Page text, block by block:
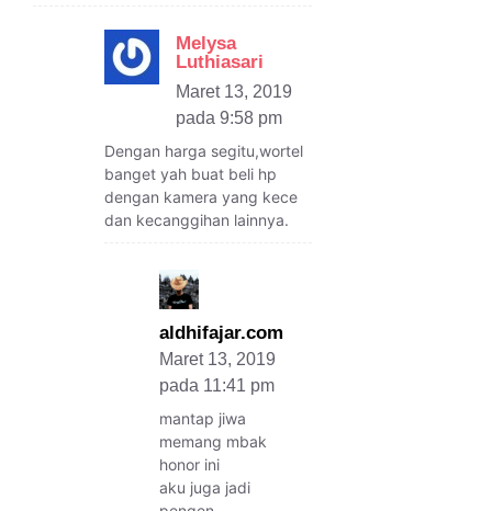
Melysa
Luthiasari
Maret 13, 2019
pada 9:58 pm
Dengan harga segitu,wortel
banget yah buat beli hp
dengan kamera yang kece
dan kecanggihan lainnya.
aldhifajar.com
Maret 13, 2019
pada 11:41 pm
mantap jiwa
memang mbak
honor ini
aku juga jadi